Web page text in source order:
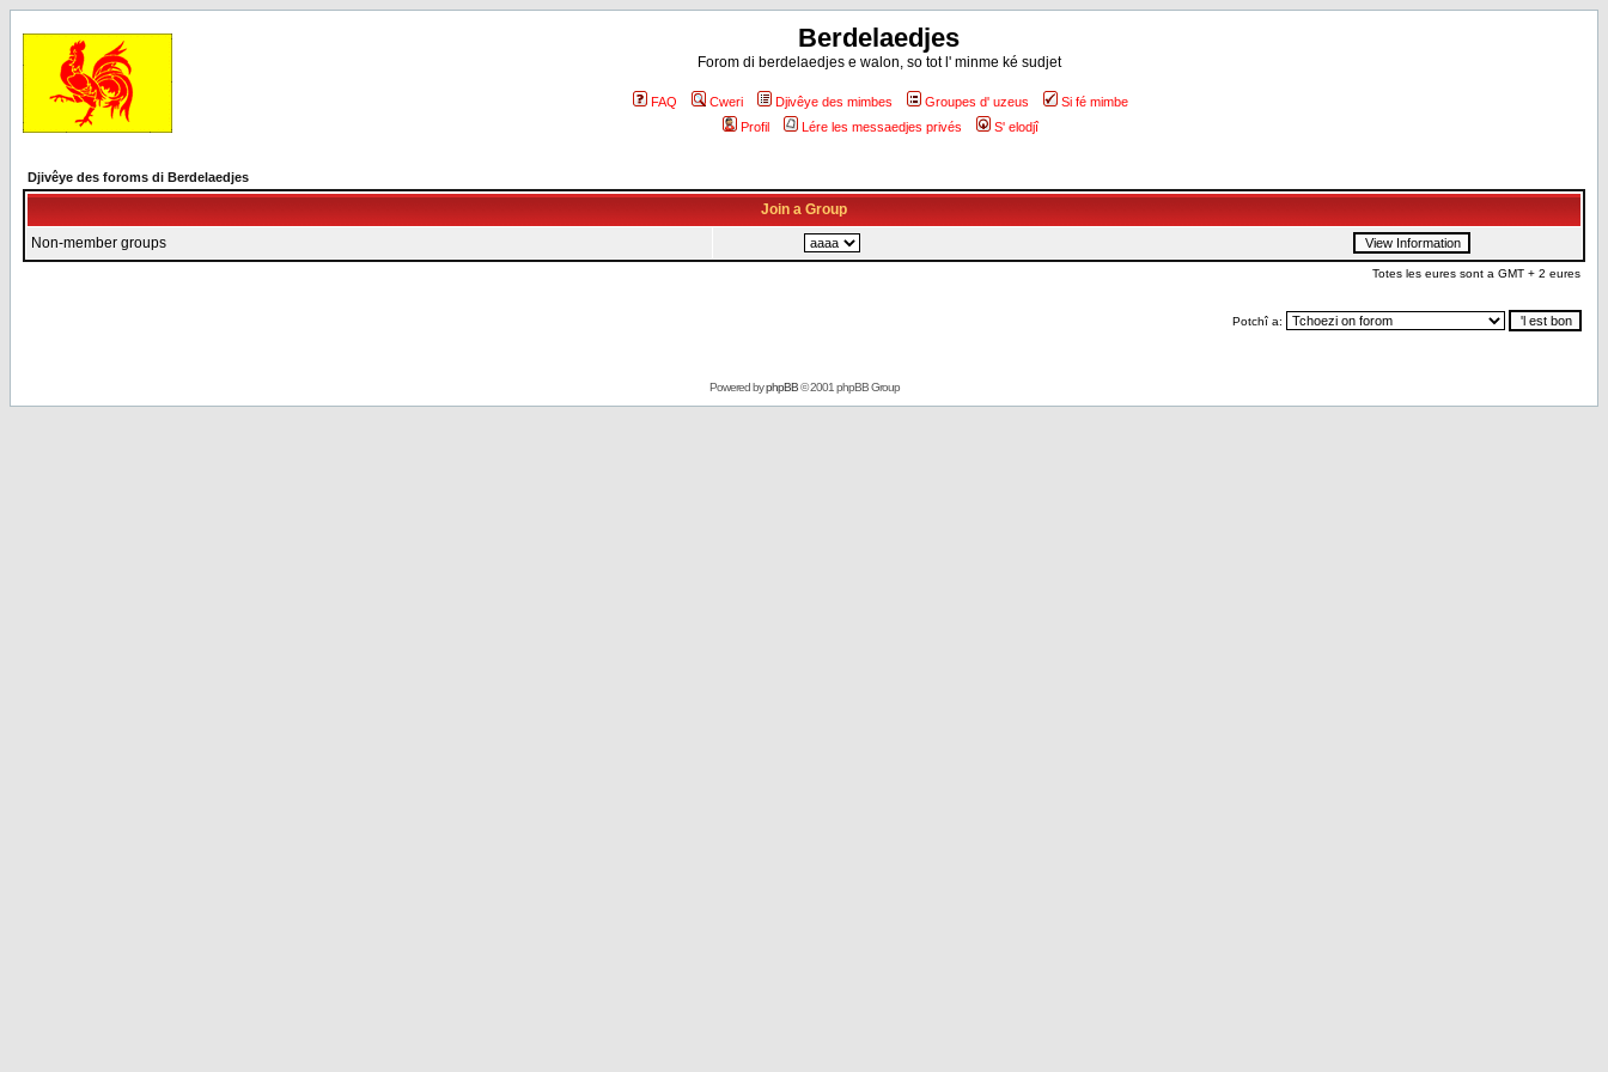
Berdelaedjes
Forom di berdelaedjes e walon, so tot l' minme ké sudjet
FAQ Cweri Djivêye des mimbes Groupes d' uzeus
Si fé mimbe
Profil
Lére les messaedjes privés S' elodjî
Djivêye des foroms di Berdelaedjes
Join a Group
Non-member groups
Totes les eures sont a GMT + 2 eures
Potchî a:
Powered byphpBB© 2001 phpBB Group